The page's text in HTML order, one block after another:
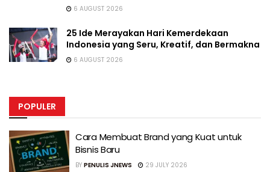
6 AUGUST 2026
25 Ide Merayakan Hari Kemerdekaan
Indonesia yang Seru, Kreatif, dan Bermakna
6 AUGUST 2026
POPULER
Cara Membuat Brand yang Kuat untuk
Bisnis Baru
BY PENULIS JNEWS 29 JULY 2026